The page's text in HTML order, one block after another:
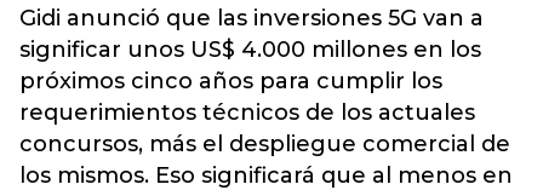
Gidi anunció que las inversiones 5G van a
significar unos US$ 4.000 millones en los
próximos cinco años para cumplir los
requerimientos técnicos de los actuales
concursos, más el despliegue comercial de
los mismos. Eso significará que al menos en